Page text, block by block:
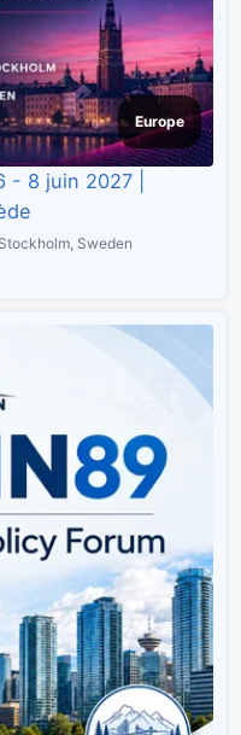
Europe
- 8 juin 2027 |
Sweden